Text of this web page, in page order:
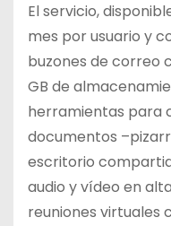
El servicio,
mes por usuario y
buzones de correo
GB de
herramientas para
documentos
escritorio
audio y vídeo en
reuniones virtuales